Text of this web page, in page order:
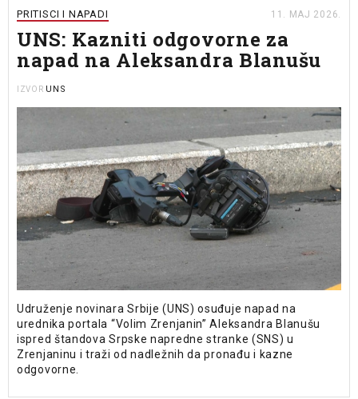
PRITISCI I NAPADI 11. MAJ 2026.
UNS: Kazniti odgovorne za
napad na Aleksandra Blanušu
IZVOR UNS
Udruženje novinara Srbije (UNS) osuđuje napad na
urednika portala “Volim Zrenjanin” Aleksandra Blanušu
ispred štandova Srpske napredne stranke (SNS) u
Zrenjaninu i traži od nadležnih da pronađu i kazne
odgovorne.